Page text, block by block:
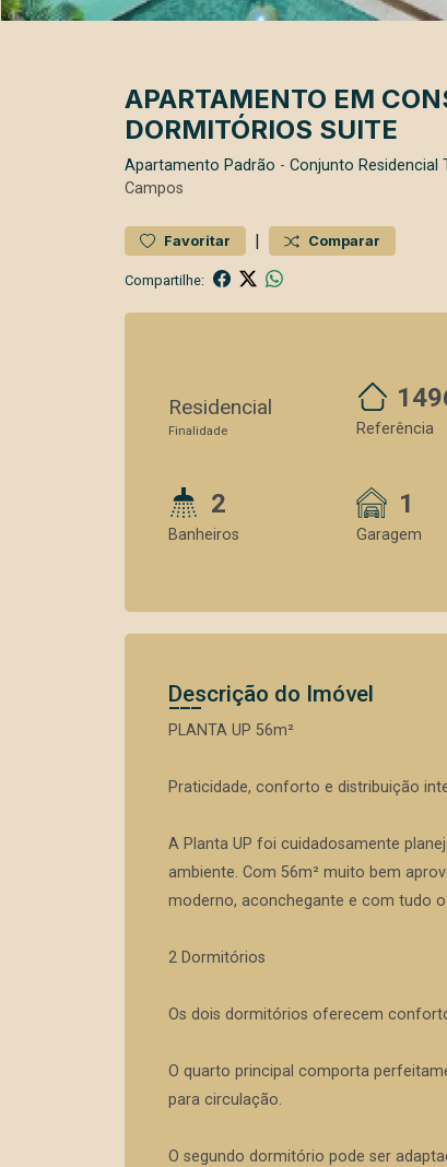
APARTAMENTO EM
DORMITÓRIOS SUITE
Apartamento Padrão - Conjunto Residencial
Campos
Favoritar | Comparar
Compartilhe:
Residencial
Finalidade Referência
2
Banheiros
1
Garagem
Descrição do Imóvel
PLANTA UP 56m²
Praticidade, conforto e distribuição
A Planta UP foi cuidadosamente
ambiente. Com 56m² muito bem
moderno, aconchegante e com tudo
2 Dormitórios
Os dois dormitórios oferecem
O quarto principal comporta
para circulação.
O segundo dormitório pode ser